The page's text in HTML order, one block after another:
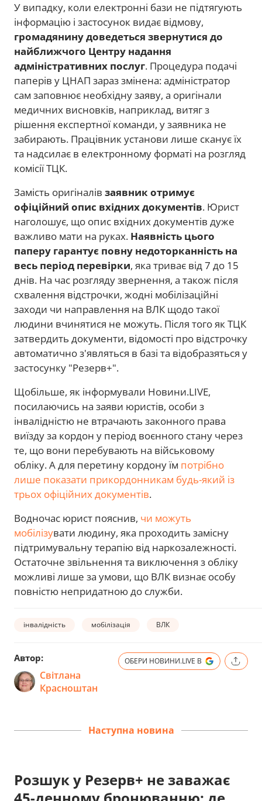
У випадку, коли електронні бази не підтягують
інформацію і застосунок видає відмову,
громадянину доведеться звернутися до
найближчого Центру надання
адміністративних послуг. Процедура подачі
паперів у ЦНАП зараз змінена: адміністратор
сам заповнює необхідну заяву, а оригінали
медичних висновків, наприклад, витяг з
рішення експертної команди, у заявника не
забирають. Працівник установи лише сканує їх
та надсилає в електронному форматі на розгляд
комісії ТЦК.
Замість оригіналів заявник отримує
офіційний опис вхідних документів. Юрист
наголошує, що опис вхідних документів дуже
важливо мати на руках. Наявність цього
паперу гарантує повну недоторканність на
весь період перевірки, яка триває від 7 до 15
днів. На час розгляду звернення, а також після
схвалення відстрочки, жодні мобілізаційні
заходи чи направлення на ВЛК щодо такої
людини вчинятися не можуть. Після того як ТЦК
затвердить документи, відомості про відстрочку
автоматично з'являться в базі та відобразяться у
застосунку "Резерв+".
Щобільше, як інформували Новини.LIVE,
посилаючись на заяви юристів, особи з
інвалідністю не втрачають законного права
виїзду за кордон у період воєнного стану через
те, що вони перебувають на військовому
обліку. А для перетину кордону їм потрібно
лише показати прикордонникам будь-який із
трьох офіційних документів.
Водночас юрист пояснив, чи можуть
мобілізувати людину, яка проходить замісну
підтримувальну терапію від наркозалежності.
Остаточне звільнення та виключення з обліку
можливі лише за умови, що ВЛК визнає особу
повністю непридатною до служби.
інвалідність мобілізація ВЛК
Автор:
Світлана
Красноштан
ОБЕРИ НОВИНИ.LIVE В
Наступна новина
Розшук у Резерв+ не заважає